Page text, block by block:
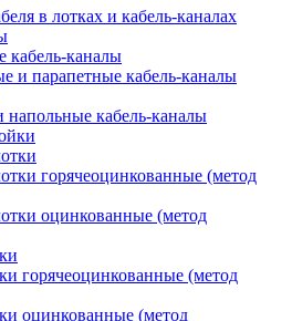
в лотках и кабель-каналах
каналы
и парапетные кабель-каналы
кабель-каналы
горячеоцинкованные (метод
оцинкованные (метод
горячеоцинкованные (метод
оцинкованные (метод